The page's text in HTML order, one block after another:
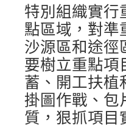
特別組織實行
點區域，對準
沙源區和途徑
要樹立重點項
蓄、開工扶植
掛圖作戰、包
質，狠抓項目